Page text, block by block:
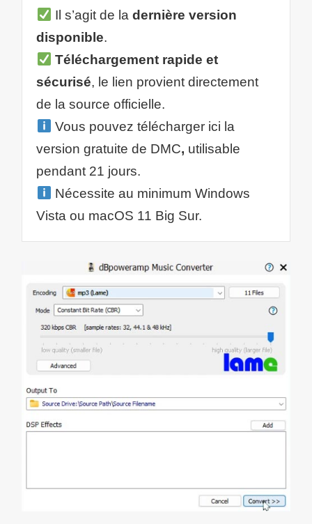
Il s’agit de la dernière version
disponible.
Téléchargement rapide et
sécurisé, le lien provient directement
de la source officielle.
Vous pouvez télécharger ici la
version gratuite de DMC, utilisable
pendant 21 jours.
Nécessite au minimum Windows
Vista ou macOS 11 Big Sur.